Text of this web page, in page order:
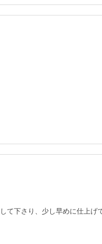
て下さり、少し早めに仕上げ